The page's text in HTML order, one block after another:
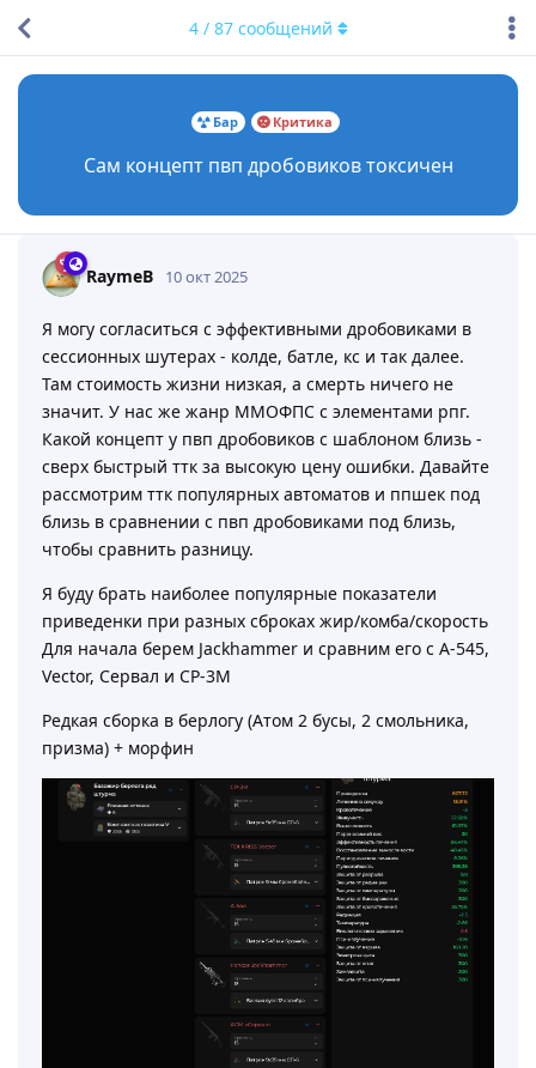
Бар Критика
Сам концепт пвп дробовиков токсичен
4/ 87сообщений
RaymeB 10 окт 2025
Я могу согласиться с эффективными дробовиками в
сессионных шутерах - колде, батле, кс и так далее.
Там стоимость жизни низкая, а смерть ничего не
значит. У нас же жанр ММОФПС с элементами рпг.
Какой концепт у пвп дробовиков с шаблоном близь -
сверх быстрый ттк за высокую цену ошибки. Давайте
рассмотрим ттк популярных автоматов и ппшек под
близь в сравнении с пвп дробовиками под близь,
чтобы сравнить разницу.
Я буду брать наиболее популярные показатели
приведенки при разных сброках жир/комба/скорость
Для начала берем Jackhammer и сравним его с А-545,
Vector, Сервал и СР-3М
Редкая сборка в берлогу (Атом 2 бусы, 2 смольника,
призма) + морфин